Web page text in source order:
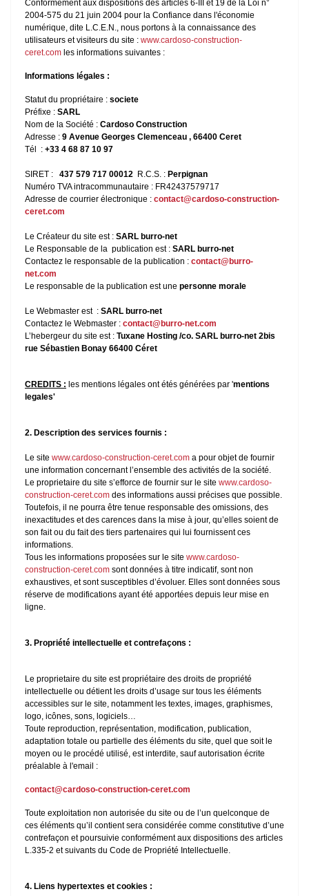
Conformément aux dispositions des articles 6-III et 19 de la Loi n°
2004-575 du 21 juin 2004 pour la Confiance dans l'économie
numérique, dite L.C.E.N., nous portons à la connaissance des
utilisateurs et visiteurs du site : www.cardoso-construction-
ceret.com les informations suivantes :
Informations légales :
Statut du propriétaire : societe
Préfixe : SARL
Nom de la Société : Cardoso Construction
Adresse : 9 Avenue Georges Clemenceau , 66400 Ceret
Tél : +33 4 68 87 10 97
SIRET : 437 579 717 00012 R.C.S. : Perpignan
Numéro TVA intracommunautaire : FR42437579717
Adresse de courrier électronique : contact@cardoso-construction-
ceret.com
Le Créateur du site est : SARL burro-net
Le Responsable de la publication est : SARL burro-net
Contactez le responsable de la publication : contact@burro-
net.com
Le responsable de la publication est une personne morale
Le Webmaster est : SARL burro-net
Contactez le Webmaster : contact@burro-net.com
L’hebergeur du site est : Tuxane Hosting /co. SARL burro-net 2bis
rue Sébastien Bonay 66400 Céret
CREDITS : les mentions légales ont étés générées par 'mentions
legales'
2. Description des services fournis :
Le site www.cardoso-construction-ceret.com a pour objet de fournir
une information concernant l’ensemble des activités de la société.
Le proprietaire du site s’efforce de fournir sur le site www.cardoso-
construction-ceret.com des informations aussi précises que possible.
Toutefois, il ne pourra être tenue responsable des omissions, des
inexactitudes et des carences dans la mise à jour, qu’elles soient de
son fait ou du fait des tiers partenaires qui lui fournissent ces
informations.
Tous les informations proposées sur le site www.cardoso-
construction-ceret.com sont données à titre indicatif, sont non
exhaustives, et sont susceptibles d’évoluer. Elles sont données sous
réserve de modifications ayant été apportées depuis leur mise en
ligne.
3. Propriété intellectuelle et contrefaçons :
Le proprietaire du site est propriétaire des droits de propriété
intellectuelle ou détient les droits d’usage sur tous les éléments
accessibles sur le site, notamment les textes, images, graphismes,
logo, icônes, sons, logiciels…
Toute reproduction, représentation, modification, publication,
adaptation totale ou partielle des éléments du site, quel que soit le
moyen ou le procédé utilisé, est interdite, sauf autorisation écrite
préalable à l'email :
contact@cardoso-construction-ceret.com
Toute exploitation non autorisée du site ou de l’un quelconque de
ces éléments qu’il contient sera considérée comme constitutive d’une
contrefaçon et poursuivie conformément aux dispositions des articles
L.335-2 et suivants du Code de Propriété Intellectuelle.
4. Liens hypertextes et cookies :